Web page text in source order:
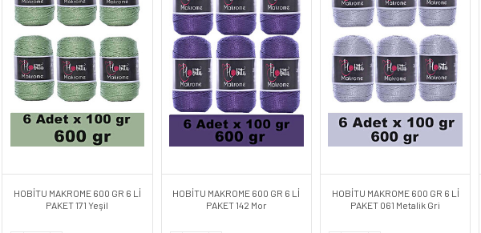
HOBİTU MAKROME 600 GR 6 Lİ
PAKET 171 Yeşil
HOBİTU MAKROME 600 GR 6 Lİ
PAKET 142 Mor
HOBİTU MAKROME 600 GR 6 Lİ
PAKET 061 Metalik Gri